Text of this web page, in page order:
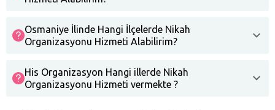
Osmaniye İlinde Hangi İlçelerde Nikah
Organizasyonu Hizmeti Alabilirim?
His Organizasyon Hangi illerde Nikah
Organizasyonu Hizmeti vermekte ?